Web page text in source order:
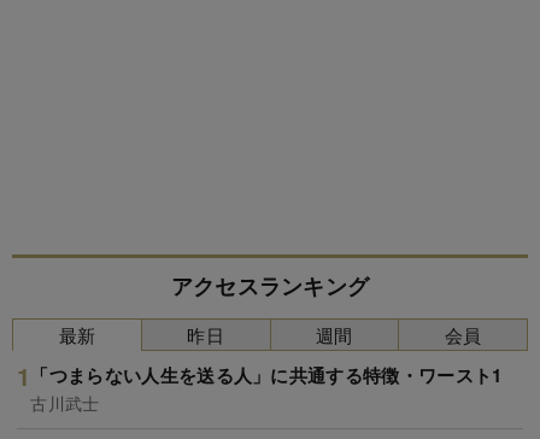
アクセスランキング
最新
「つまらない人生を送る人」に共通する特徴・ワースト1
古川武士
昨日 週間 会員